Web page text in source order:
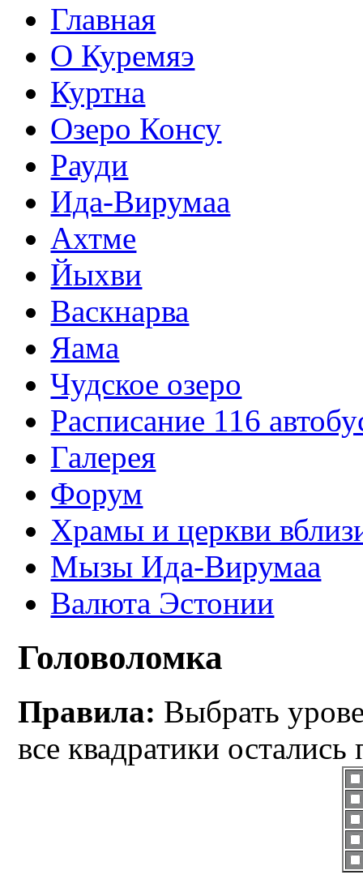
Главная
О Куремяэ
Куртна
Озеро Консу
Рауди
Ида-Вирумаа
Ахтме
Йыхви
Васкнарва
Яама
Чудское озеро
Расписание 116
Галерея
Форум
Храмы и церкви
Мызы Ида-Вирумаа
Валюта Эстонии
Головоломка
Правила: Выбрать
все квадратики